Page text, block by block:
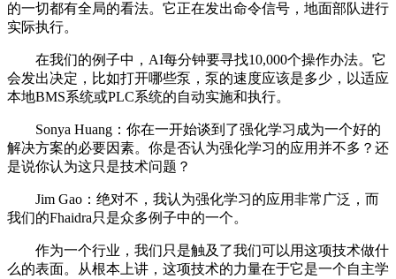
的一切都有全局的看法。它正在发出命令信号，地面部队进行
实际执行。
在我们的例子中，AI每分钟要寻找10,000个操作办法。它
会发出决定，比如打开哪些泵，泵的速度应该是多少，以适应
本地BMS系统或PLC系统的自动实施和执行。
Sonya Huang：你在一开始谈到了强化学习成为一个好的
解决方案的必要因素。你是否认为强化学习的应用并不多？还
是说你认为这只是技术问题？
Jim Gao：绝对不，我认为强化学习的应用非常广泛，而
我们的Fhaidra只是众多例子中的一个。
作为一个行业，我们只是触及了我们可以用这项技术做什
么的表面。从根本上讲，这项技术的力量在于它是一个自主学